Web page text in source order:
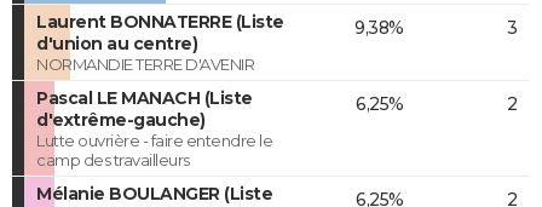
Laurent BONNATERRE (Liste
d'union au centre)
NORMANDIE TERRE D'AVENIR
9,38% 3
Pascal LE MANACH (Liste
d'extrême-gauche)
Lutte ouvrière - faire entendre le
camp des travailleurs
6,25% 2
Mélanie BOULANGER (Liste
6,25% 2